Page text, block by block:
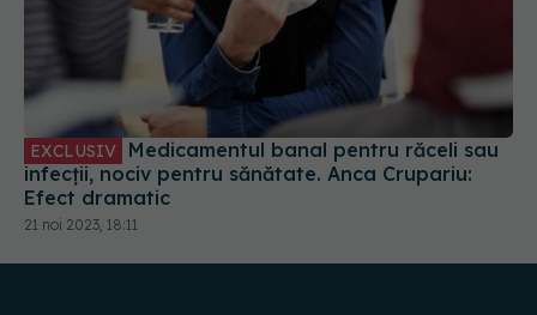
EXCLUSIV
infecții, nociv pentru sănătate. Anca Crupariu:
Efect dramatic
21 noi 2023, 18:11